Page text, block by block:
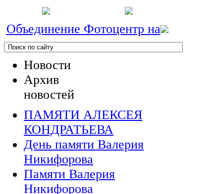
Объединение Фотоцентр на
Новости
Архив
новостей
ПАМЯТИ АЛЕКСЕЯ
КОНДРАТЬЕВА
День памяти Валерия
Никифорова
Памяти Валерия
Никифорова